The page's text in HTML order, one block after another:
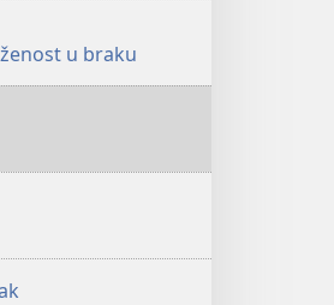
korakau braku